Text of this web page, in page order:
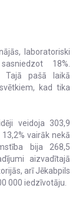
laboratoriski
18%.
Tajā pašā laikā
kad tika
veidoja 303,9
vairāk nekā
bija 268,5
aizvadītajā
arī Jēkabpils
000 iedzīvotāju.